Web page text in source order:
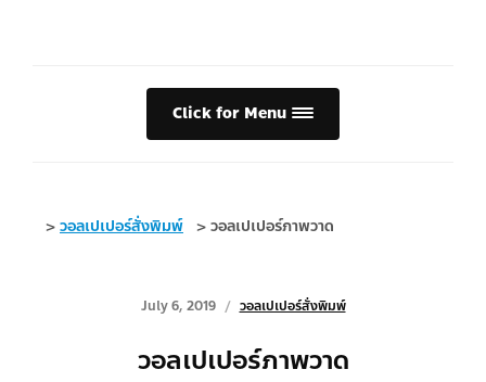
Click for Menu
>วอลเปเปอร์สั่งพิมพ์ >วอลเปเปอร์ภาพวาด
July 6, 2019 วอลเปเปอร์สั่งพิมพ์
วอลเปเปอร์ภาพวาด